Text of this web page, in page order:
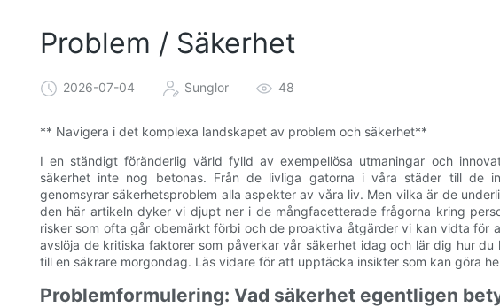
Problem / Säkerhet
2026-07-04 Sunglor 48
** Navigera i det komplexa landskapet av problem och säkerhet**
I en ständigt föränderlig värld fylld av exempellösa utmaningar och
säkerhet inte nog betonas. Från de livliga gatorna i våra städer till de
genomsyrar säkerhetsproblem alla aspekter av våra liv. Men vilka är de
den här artikeln dyker vi djupt ner i de mångfacetterade frågorna kring
risker som ofta går obemärkt förbi och de proaktiva åtgärder vi kan vidta för
avslöja de kritiska faktorer som påverkar vår säkerhet idag och lär dig hur
till en säkrare morgondag. Läs vidare för att upptäcka insikter som kan göra
Problemformulering: Vad säkerhet egentligen